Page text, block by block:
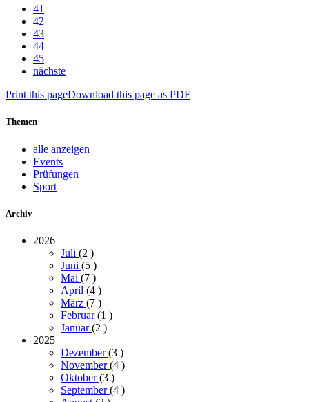
41
42
43
44
45
nächste
Print this pageDownload this page as PDF
Themen
alle anzeigen
Events
Prüfungen
Sport
Archiv
2026
Juli (2 )
Juni (5 )
Mai (7 )
April (4 )
März (7 )
Februar(1 )
Januar(2 )
2025
Dezember(3 )
November(4 )
Oktober(3 )
September(4 )